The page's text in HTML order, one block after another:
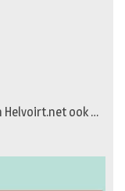
Helvoirt.net ook …